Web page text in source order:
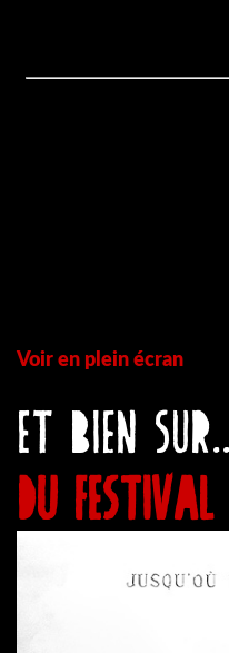
Voir en plein écran
Et bien sur...
DU FESTIVAL